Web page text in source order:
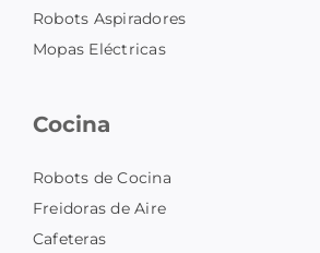
Robots Aspiradores
Mopas Eléctricas
Cocina
Robots de Cocina
Freidoras de Aire
Cafeteras